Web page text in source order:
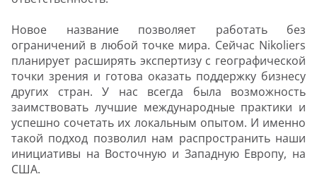
Новое название позволяет работать без
ограничений в любой точке мира. Сейчас Nikoliers
планирует расширять экспертизу с географической
точки зрения и готова оказать поддержку бизнесу
других стран. У нас всегда была возможность
заимствовать лучшие международные практики и
успешно сочетать их локальным опытом. И именно
такой подход позволил нам распространить наши
инициативы на Восточную и Западную Европу, на
США.